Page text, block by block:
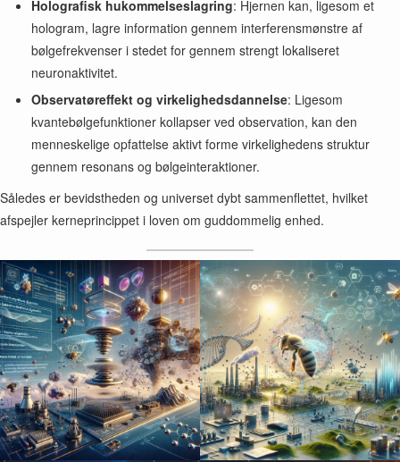
Holografisk hukommelseslagring: Hjernen kan, ligesom et
hologram, lagre information gennem interferensmønstre af
bølgefrekvenser i stedet for gennem strengt lokaliseret
neuronaktivitet.
Observatøreffekt og virkelighedsdannelse: Ligesom
kvantebølgefunktioner kollapser ved observation, kan den
menneskelige opfattelse aktivt forme virkelighedens struktur
gennem resonans og bølgeinteraktioner.
Således er bevidstheden og universet dybt sammenflettet, hvilket
afspejler kerneprincippet i loven om guddommelig enhed.